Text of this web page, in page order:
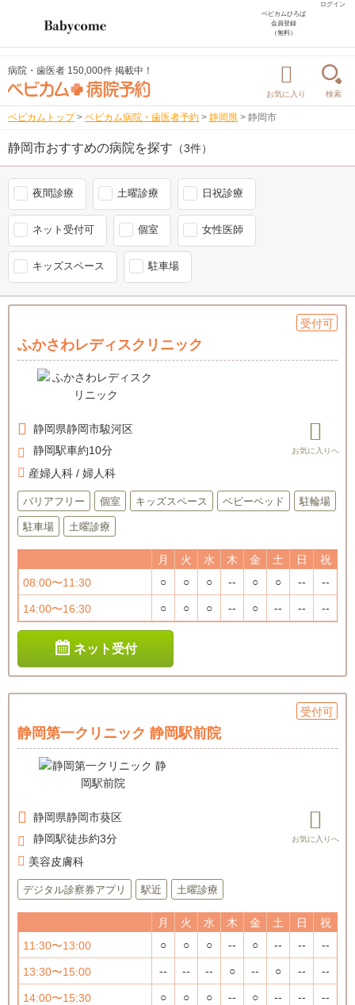
ログイン
ベビカムひろば
会員登録
（無料）
病院・歯医者 150,000件 掲載中！
お気に入り 検索
ベビカムトップ > ベビカム病院・歯医者予約 > 静岡県 > 静岡市
静岡市おすすめの病院を探す （3件）
夜間診療 土曜診療 日祝診療
ネット受付可 個室 女性医師
キッズスペース 駐車場
受付可
ふかさわレディスクリニック
静岡県静岡市駿河区
静岡駅車約10分
産婦人科 / 婦人科
バリアフリー 個室 キッズスペース ベビーベッド 駐輪場
駐車場 土曜診療
月 火 水 木 金 土 日
祝
08:00〜11:30
○ ○ ○ -- ○ ○ -- --
14:00〜16:30 ○ ○ ○ -- ○ -- -- --
ネット受付
受付可
静岡第一クリニック 静岡駅前院
静岡県静岡市葵区
静岡駅徒歩約3分
美容皮膚科
デジタル診察券アプリ 駅近 土曜診療
月 火 水 木 金 土 日
祝
11:30〜13:00
○ ○ ○ -- ○ -- -- --
13:30〜15:00 -- -- -- ○ -- ○ -- --
14:00〜15:30 ○ ○ ○ -- ○ -- -- --